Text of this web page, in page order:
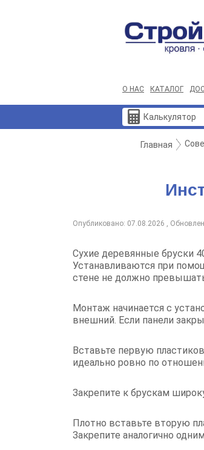
О НАС КАТАЛОГ
Калькулятор
Главная
Опубликовано: 07.08.2026 ,
Сухие деревянные бруски
Устанавливаются при
стене не должно
Монтаж начинается с
внешний. Если панели
Вставьте первую
идеально ровно по
Закрепите к брускам
Плотно вставьте вторую
Закрепите аналогично